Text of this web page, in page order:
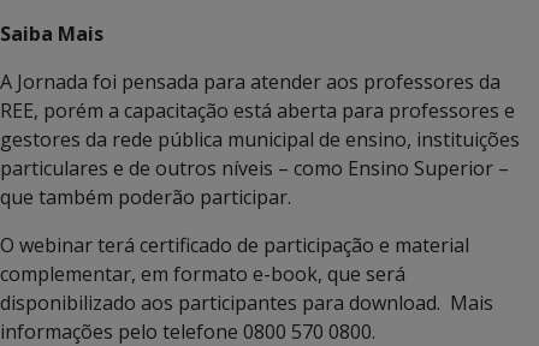
Saiba Mais
A Jornada foi pensada para atender aos professores da
REE, porém a capacitação está aberta para professores e
gestores da rede pública municipal de ensino, instituições
particulares e de outros níveis – como Ensino Superior –
que também poderão participar.
O webinar terá certificado de participação e material
complementar, em formato e-book, que será
disponibilizado aos participantes para download. Mais
informações pelo telefone 0800 570 0800.